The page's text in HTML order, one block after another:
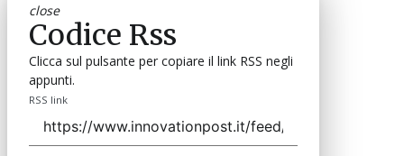
close
Codice Rss
Clicca sul pulsante per copiare il link RSS negli
appunti.
RSS link